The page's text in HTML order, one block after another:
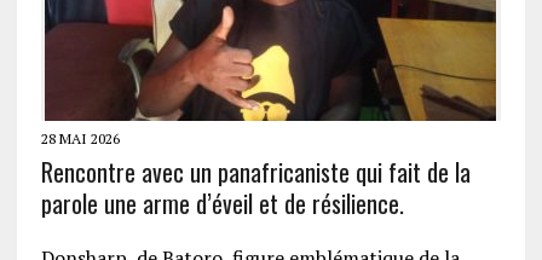
28 MAI 2026
Rencontre avec un panafricaniste qui fait de la
parole une arme d’éveil et de résilience.